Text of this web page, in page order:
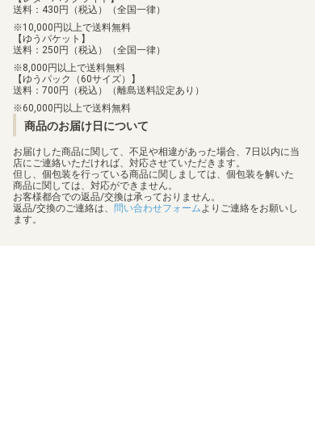
送料：430円（税込）（全国一律）
10,000円以上で送料無料
【ゆうパケット】
送料：250円（税込）（全国一律）
8,000円以上で送料無料
【ゆうパック（60サイズ）】
送料：700円（税込）（離島送料設定あり）
60,000円以上で送料無料
商品のお届け日について
お届けした商品に関して、不足や相違があった場合、7日以内に当
店にご連絡いただければ、対応させていただきます。
但し、個包装を行っている商品に関しましては、個包装を解いた
商品に関しては、対応ができません。
お客様都合での返品/交換は承っておりません。
返品/交換のご連絡は、 問い合わせフォームよりご連絡をお願いし
ます。